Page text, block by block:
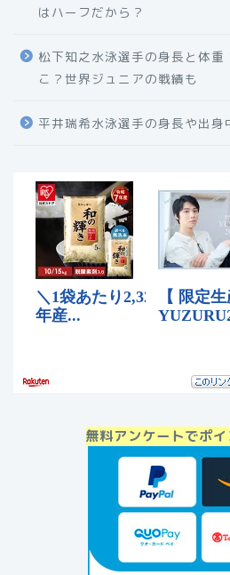
はハーフだから？
松下知之水泳選手の身長と体重
こ？世界ジュニアの戦績も
平井瑞希水泳選手の身長や出身
無料アンケートでポ